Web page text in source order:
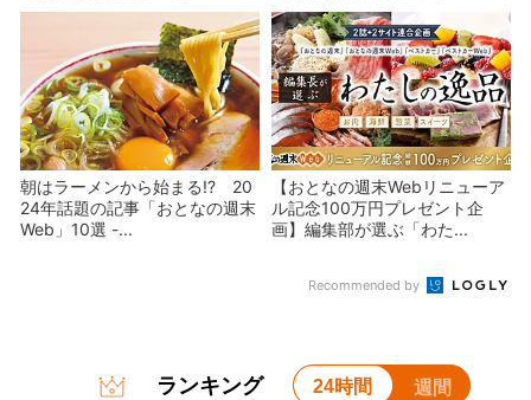
朝はラーメンから始まる!? 20
24年話題の記事「おとなの週末
Web」10選 -...
【おとなの週末Webリニューア
ル記念100万円プレゼント企
画】編集部が選ぶ「わた...
Recommended by
ランキング 24時間 週間